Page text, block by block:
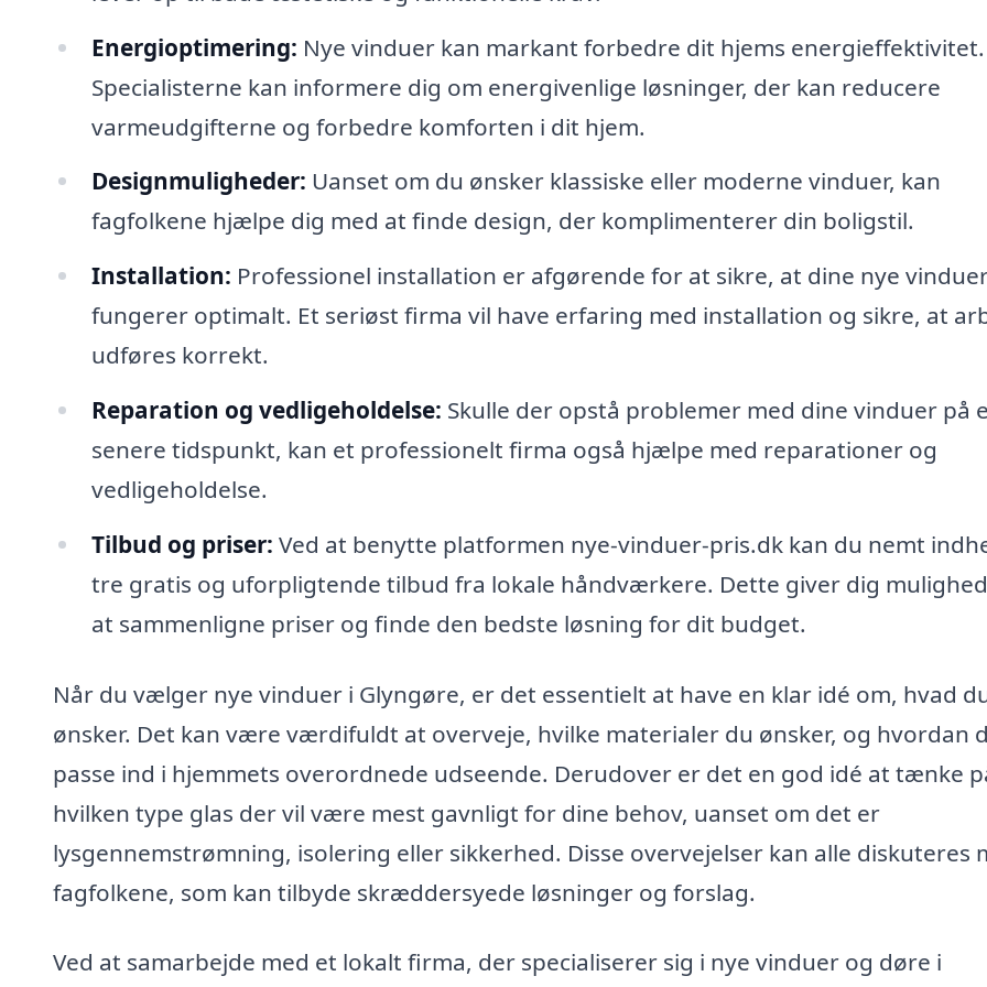
Energioptimering: Nye vinduer kan markant forbedre dit hjems energieffektivitet.
Specialisterne kan informere dig om energivenlige løsninger, der kan reducere
varmeudgifterne og forbedre komforten i dit hjem.
Designmuligheder: Uanset om du ønsker klassiske eller moderne vinduer, kan
fagfolkene hjælpe dig med at finde design, der komplimenterer din boligstil.
Installation: Professionel installation er afgørende for at sikre, at dine nye
fungerer optimalt. Et seriøst firma vil have erfaring med installation og sikre, at
udføres korrekt.
Reparation og vedligeholdelse: Skulle der opstå problemer med dine vinduer på
senere tidspunkt, kan et professionelt firma også hjælpe med reparationer og
vedligeholdelse.
Tilbud og priser: Ved at benytte platformen nye-vinduer-pris.dk kan du nemt
tre gratis og uforpligtende tilbud fra lokale håndværkere. Dette giver dig
at sammenligne priser og finde den bedste løsning for dit budget.
Når du vælger nye vinduer i Glyngøre, er det essentielt at have en klar idé om, hvad
ønsker. Det kan være værdifuldt at overveje, hvilke materialer du ønsker, og hvordan
passe ind i hjemmets overordnede udseende. Derudover er det en god idé at tænke
hvilken type glas der vil være mest gavnligt for dine behov, uanset om det er
lysgennemstrømning, isolering eller sikkerhed. Disse overvejelser kan alle diskuteres
fagfolkene, som kan tilbyde skræddersyede løsninger og forslag.
Ved at samarbejde med et lokalt firma, der specialiserer sig i nye vinduer og døre i